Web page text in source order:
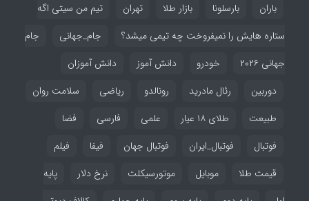
باران
بارسلونا بازار طلا تهران
تیم من سیتی اگه
ستاره هایش را نمیفروخت چه تیمی میشد؟
جام_جهانی
جام
جهانی ۲۰۲۶
خودرو دانش آموز
دانش آموزان
دوربین
رئال مادرید رونالدو ریاضی
سلامت روان
طبیعت
طلای ۱۸ عیار علمی فارسی
فضا
فوتبال
فوتبال_ایران فوتبال جهان فیفا
فیلم
قیمت طلا
موبایل موتورسیکلت نرخ دلار
پایه